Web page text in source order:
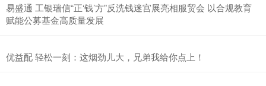
易盛通 工银瑞信“正‘钱’方”反洗钱迷宫展亮相服贸会 以合规教育
赋能公募基金高质量发展
优益配 轻松一刻：这烟劲儿大，兄弟我给你点上！